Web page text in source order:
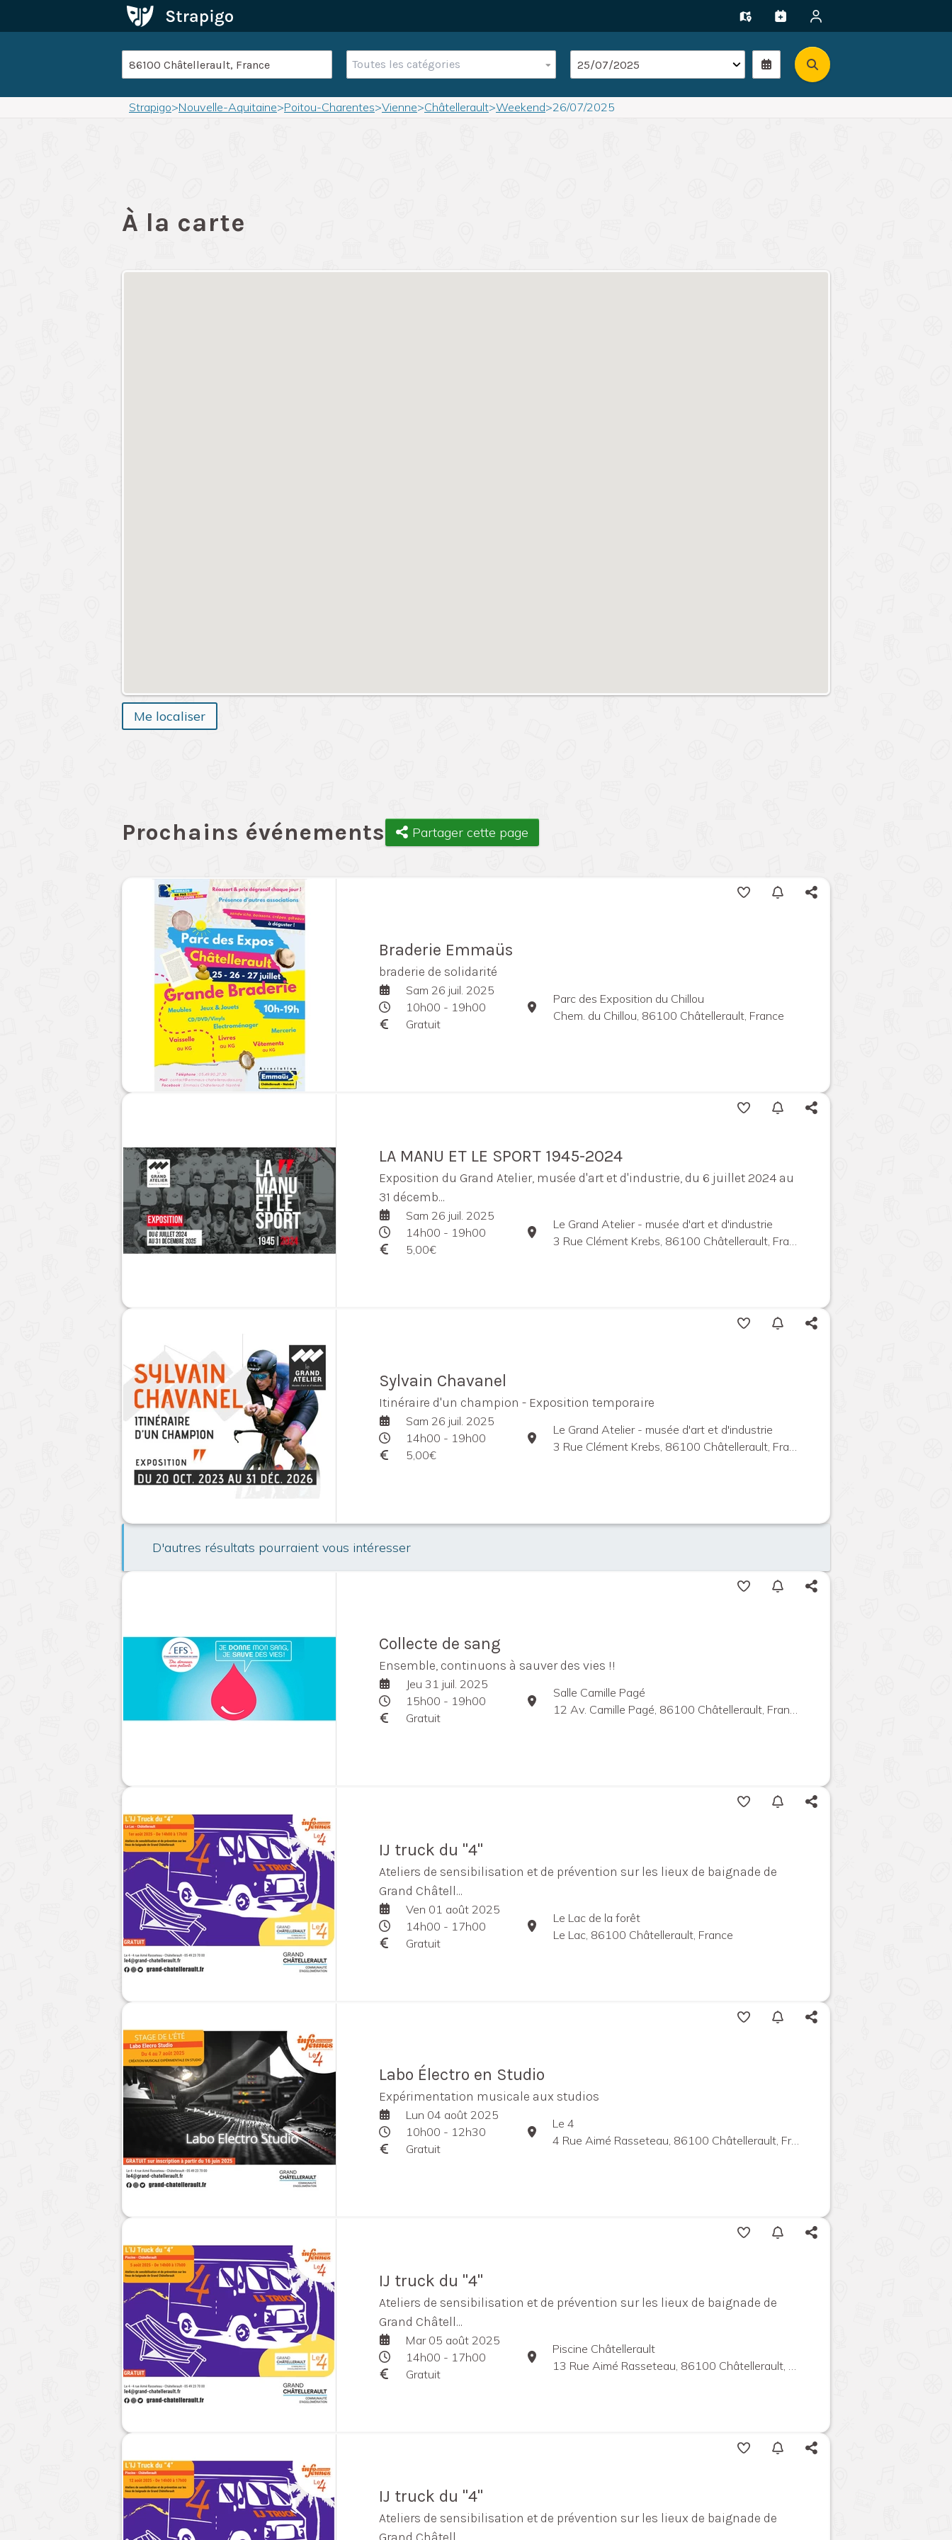
Toutes les catégories
Strapigo>Nouvelle-Aquitaine>Poitou-Charentes>Vienne>Châtellerault>Weekend>26/07/2025
À la carte
Me localiser
Prochains événements Partager cette page
Braderie Emmaüs
braderie de solidarité
Sam 26 juil. 2025
10h00 - 19h00
Gratuit
Parc des Exposition du Chillou
Chem. du Chillou, 86100 Châtellerault, France
LA MANU ET LE SPORT 1945-2024
Exposition du Grand Atelier, musée d'art et d'industrie, du 6 juillet 2024 au
31 décemb...
Sam 26 juil. 2025
14h00 - 19h00
5,00€
Le Grand Atelier - musée d'art et d'industrie
3 Rue Clément Krebs, 86100 Châtellerault, France
Sylvain Chavanel
Itinéraire d'un champion - Exposition temporaire
Sam 26 juil. 2025
14h00 - 19h00
5,00€
Le Grand Atelier - musée d'art et d'industrie
3 Rue Clément Krebs, 86100 Châtellerault, France
D'autres résultats pourraient vous intéresser
Collecte de sang
Ensemble, continuons à sauver des vies !!
Jeu 31 juil. 2025
15h00 - 19h00
Gratuit
Salle Camille Pagé
12 Av. Camille Pagé, 86100 Châtellerault, France
IJ truck du "4"
Ateliers de sensibilisation et de prévention sur les lieux de baignade de
Grand Châtell...
Ven 01 août 2025
14h00 - 17h00
Gratuit
Le Lac de la forêt
Le Lac, 86100 Châtellerault, France
Labo Électro en Studio
Expérimentation musicale aux studios
Lun 04 août 2025
10h00 - 12h30
Gratuit
Le 4
4 Rue Aimé Rasseteau, 86100 Châtellerault, France
IJ truck du "4"
Ateliers de sensibilisation et de prévention sur les lieux de baignade de
Grand Châtell...
Mar 05 août 2025
14h00 - 17h00
Gratuit
Piscine Châtellerault
13 Rue Aimé Rasseteau, 86100 Châtellerault, France
IJ truck du "4"
Ateliers de sensibilisation et de prévention sur les lieux de baignade de
Grand Châtell...